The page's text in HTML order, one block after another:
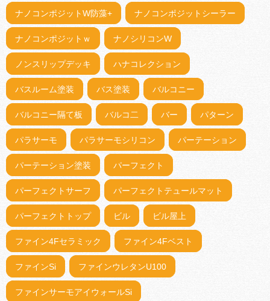
ナノコンポジットW防藻+ ナノコンポジットシーラー
ナノコンポジットｗ ナノシリコンW
ノンスリップデッキ ハナコレクション
バスルーム塗装 バス塗装 バルコニー
バルコニー隔て板 バルコ二 バー パターン
パラサーモ パラサーモシリコン パーテーション
パーテーション塗装 パーフェクト
パーフェクトサーフ パーフェクトテュールマット
パーフェクトトップ ビル ビル屋上
ファイン4Fセラミック ファイン4Fベスト
ファインSi ファインウレタンU100
ファインサーモアイウォールSi